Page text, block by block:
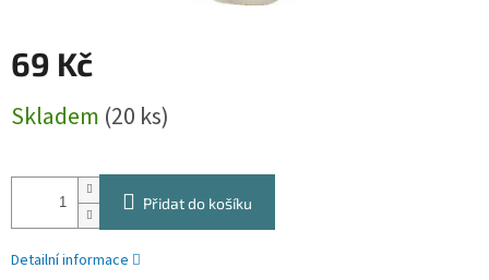
69 Kč
cena:
Skladem (20 ks)
Přidat do košíku
Detailní informace